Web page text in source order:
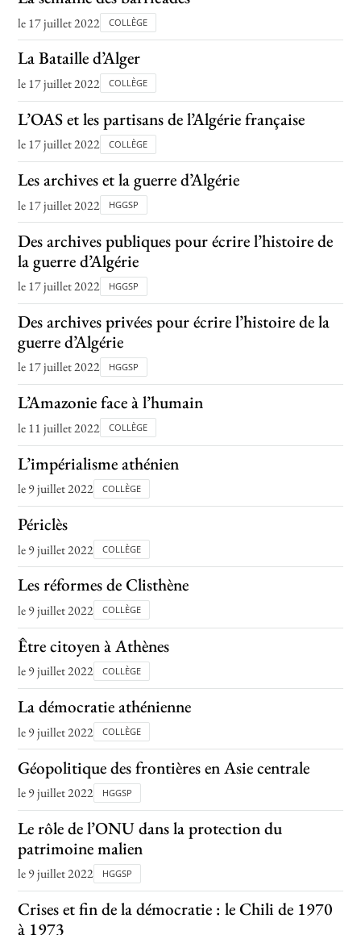
le 17 juillet 2022 COLLÈGE
La Bataille d’Alger
le 17 juillet 2022 COLLÈGE
L’OAS et les partisans de l’Algérie française
le 17 juillet 2022 COLLÈGE
Les archives et la guerre d’Algérie
le 17 juillet 2022 HGGSP
Des archives publiques pour écrire l’histoire de
la guerre d’Algérie
le 17 juillet 2022 HGGSP
Des archives privées pour écrire l’histoire de la
guerre d’Algérie
le 17 juillet 2022 HGGSP
L’Amazonie face à l’humain
le 11 juillet 2022 COLLÈGE
L’impérialisme athénien
le 9 juillet 2022 COLLÈGE
Périclès
le 9 juillet 2022 COLLÈGE
Les réformes de Clisthène
le 9 juillet 2022 COLLÈGE
Être citoyen à Athènes
le 9 juillet 2022 COLLÈGE
La démocratie athénienne
le 9 juillet 2022 COLLÈGE
Géopolitique des frontières en Asie centrale
le 9 juillet 2022 HGGSP
Le rôle de l’ONU dans la protection du
patrimoine malien
le 9 juillet 2022 HGGSP
Crises et fin de la démocratie : le Chili de 1970
à 1973